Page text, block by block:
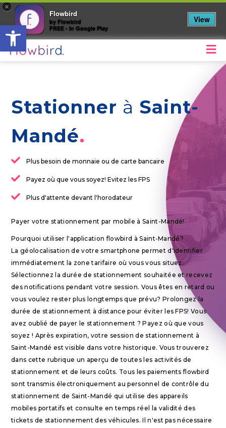
Ouvrir la barre d’outils
×
Flowbird
by Flowbird
FREE - In Google Play
View
Stationner à Saint-
Mandé
Plus besoin de monnaie ou de carte bancaire
Payez où que vous soyez! Evitez les FPS
Plus d'attente devant l'horodateur
Payer votre stationnement par mobile à Saint-Mandé!
Pourquoi utiliser l'application flowbird à Saint-Mandé?
La géolocalisation de votre smartphone permet d'identifier
immédiatement la zone tarifaire où vous vous situez.
Sélectionnez la durée de stationnement souhaitée et recevez
des notifications pendant votre session. Vous êtes en retard ou
vous voulez rester plus longtemps que prévu? Prolongez la
durée de stationnement à distance pour éviter les FPS! Vous
avez oublié de payer le stationnement ? Payez où que vous
soyez ! Après expiration, votre session de stationnement à
Saint-Mandé est visible dans votre historique. Vous trouverez
dans cette rubrique un aperçu de toutes les activités de
stationnement et de leurs coûts. Tous les paiements flowbird
sont transmis électroniquement au personnel de contrôle du
stationnement de Saint-Mandé qui utilise des appareils
mobiles portatifs et consulte en temps réel la validité des
tickets de stationnement des véhicules. Il n'est pas nécessaire